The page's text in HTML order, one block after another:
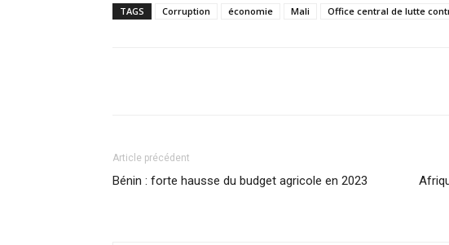
TAGS Corruption économie Mali Office central de lutte
Article précédent
Bénin : forte hausse du budget agricole en 2023